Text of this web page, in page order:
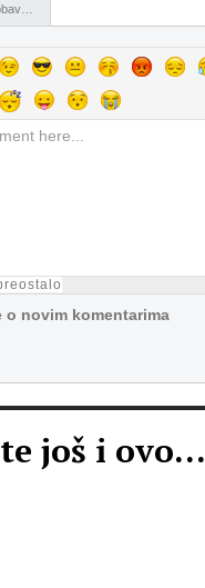
o novim komentarima
još i ovo...